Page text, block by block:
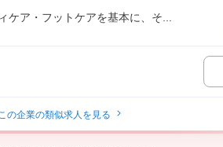
ア・フットケアを基本に、そ...
の企業の類似求人を見る